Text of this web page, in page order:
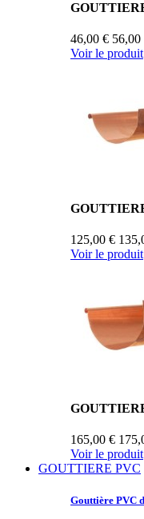
46,00 € 56,00
Voir le produit
125,00 €
Voir le produit
165,00 €
Voir le produit
GOUTTIERE PVC
Gouttière PVC